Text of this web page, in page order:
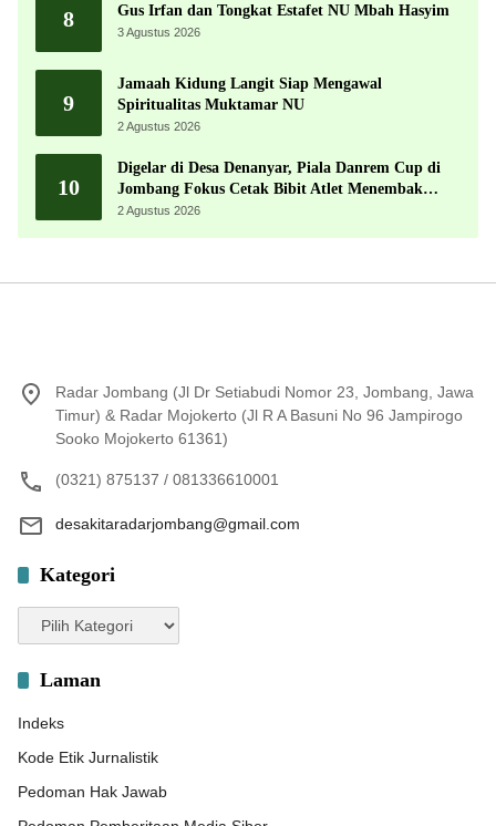
8 Gus Irfan dan Tongkat Estafet NU Mbah Hasyim
3 Agustus 2026
9
Jamaah Kidung Langit Siap Mengawal
Spiritualitas Muktamar NU
2 Agustus 2026
10
Digelar di Desa Denanyar, Piala Danrem Cup di
Jombang Fokus Cetak Bibit Atlet Menembak
Berprestasi
2 Agustus 2026
Radar Jombang (Jl Dr Setiabudi Nomor 23, Jombang, Jawa
Timur) & Radar Mojokerto (Jl R A Basuni No 96 Jampirogo
Sooko Mojokerto 61361)
(0321) 875137 / 081336610001
desakitaradarjombang@gmail.com
Kategori
Kategori
Laman
Indeks
Kode Etik Jurnalistik
Pedoman Hak Jawab